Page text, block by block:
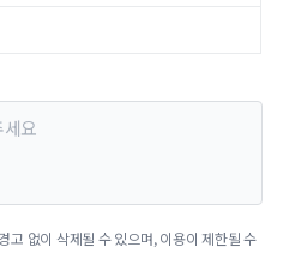
고 없이 삭제될 수 있으며, 이용이 제한될 수